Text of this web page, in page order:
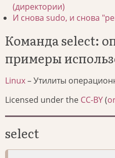
(директории)
И снова sudo, и снова
Команда select:
примеры
Linux– Утилиты
Licensed under the CC-BY(
select